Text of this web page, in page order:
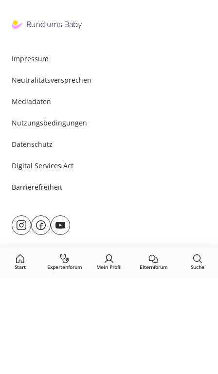
Start Expertenforum Mein Profil Elternforum Suche
Impressum
Neutralitätsversprechen
Mediadaten
Nutzungsbedingungen
Datenschutz
Digital Services Act
Barrierefreiheit
Besuche
uns@rund.ums.baby
facebook.com/rundumsbaby.de
youtube.com/@rundumsbaby_